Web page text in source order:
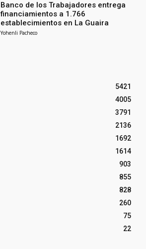
Banco de los Trabajadores entrega
financiamientos a 1.766
establecimientos en La Guaira
Yohenli Pacheco
5421
4005
3791
2136
1692
1614
903
855
828
260
75
22